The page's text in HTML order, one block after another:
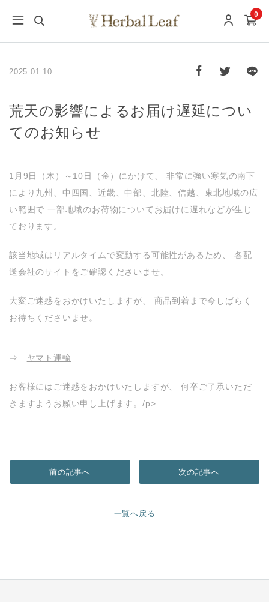
0
2025.01.10
荒天の影響によるお届け遅延につい
てのお知らせ
1月9日（木）～10日（金）にかけて、 非常に強い寒気の南下
により九州、中四国、近畿、中部、北陸、信越、東北地域の広
い範囲で 一部地域のお荷物についてお届けに遅れなどが生じ
ております。
該当地域はリアルタイムで変動する可能性があるため、 各配
送会社のサイトをご確認くださいませ。
大変ご迷惑をおかけいたしますが、 商品到着まで今しばらく
お待ちくださいませ。
⇒ ヤマト運輸
お客様にはご迷惑をおかけいたしますが、 何卒ご了承いただ
きますようお願い申し上げます。/p>
前の記事へ
一覧へ戻る
次の記事へ